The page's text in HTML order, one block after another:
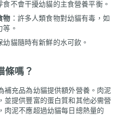
食不會干擾幼貓的主食營養平衡。
物 ：許多人類食物對幼貓有毒，如
。
幼貓隨時有新鮮的水可飲。
條嗎？
補充品為幼貓提供額外營養。肉泥
並提供豐富的蛋白質和其他必需營
肉泥不應超過幼貓每日總熱量的